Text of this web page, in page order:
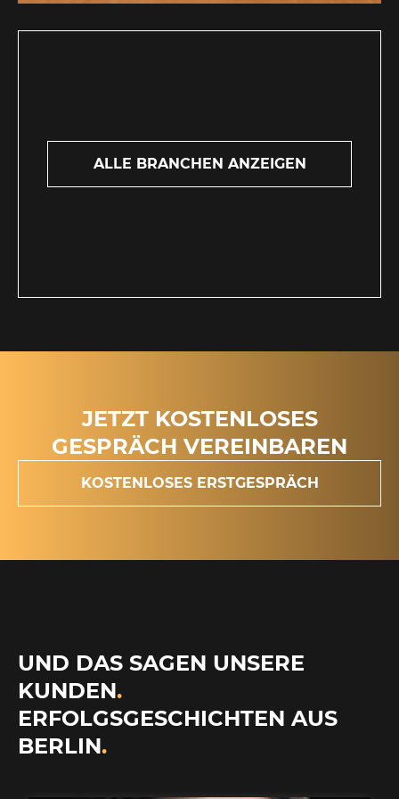
ALLE BRANCHEN ANZEIGEN
JETZT KOSTENLOSES
GESPRÄCH VEREINBAREN
KOSTENLOSES ERSTGESPRÄCH
UND DAS SAGEN UNSERE
KUNDEN.
ERFOLGSGESCHICHTEN AUS
BERLIN.